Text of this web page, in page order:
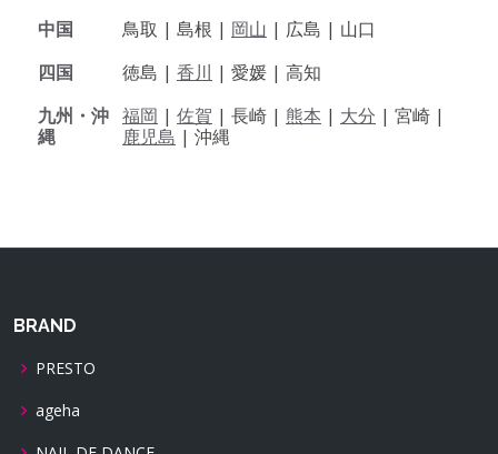
中国
鳥取 | 島根 | 岡山 | 広島 | 山口
四国
徳島 | 香川 | 愛媛 | 高知
九州・沖
縄
福岡 | 佐賀 | 長崎 | 熊本 | 大分 | 宮崎 |
鹿児島 | 沖縄
BRAND
PRESTO
ageha